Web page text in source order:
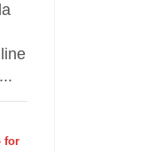
for